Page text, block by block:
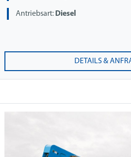
Antriebsart: Diesel
DETAILS &